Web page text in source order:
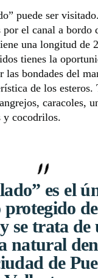
puede ser
el canal a bordo
una longitud de
tienes la
las bondades del
de los esteros.
caracoles,
y cocodrilos.
es el
protegido
se trata de
natural
de